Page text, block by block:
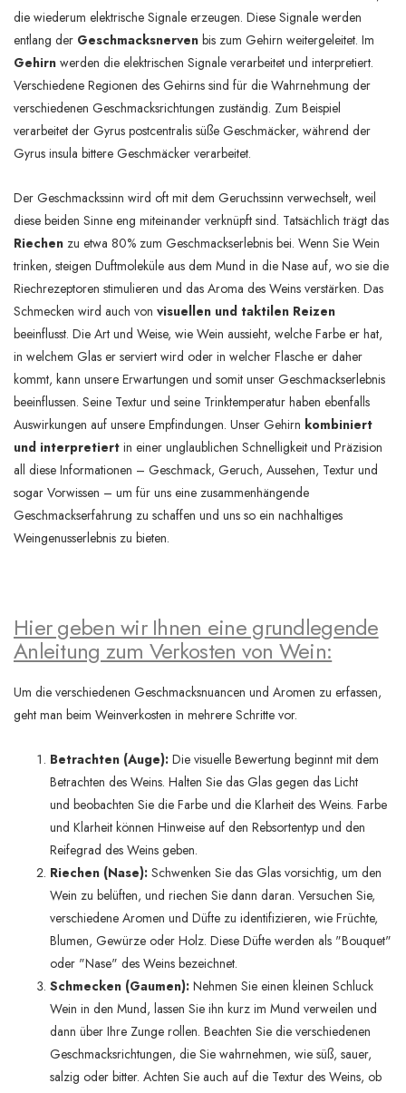
die wiederum elektrische Signale erzeugen. Diese Signale werden
entlang der Geschmacksnerven bis zum Gehirn weitergeleitet. Im
Gehirn werden die elektrischen Signale verarbeitet und interpretiert.
Verschiedene Regionen des Gehirns sind für die Wahrnehmung der
verschiedenen Geschmacksrichtungen zuständig. Zum Beispiel
verarbeitet der Gyrus postcentralis süße Geschmäcker, während der
Gyrus insula bittere Geschmäcker verarbeitet.
Der Geschmackssinn wird oft mit dem Geruchssinn verwechselt, weil
diese beiden Sinne eng miteinander verknüpft sind. Tatsächlich trägt das
Riechen zu etwa 80% zum Geschmackserlebnis bei. Wenn Sie Wein
trinken, steigen Duftmoleküle aus dem Mund in die Nase auf, wo sie die
Riechrezeptoren stimulieren und das Aroma des Weins verstärken. Das
Schmecken wird auch von visuellen und taktilen Reizen
beeinflusst. Die Art und Weise, wie Wein aussieht, welche Farbe er hat,
in welchem Glas er serviert wird oder in welcher Flasche er daher
kommt, kann unsere Erwartungen und somit unser Geschmackserlebnis
beeinflussen. Seine Textur und seine Trinktemperatur haben ebenfalls
Auswirkungen auf unsere Empfindungen. Unser Gehirn kombiniert
und interpretiert in einer unglaublichen Schnelligkeit und Präzision
all diese Informationen – Geschmack, Geruch, Aussehen, Textur und
sogar Vorwissen – um für uns eine zusammenhängende
Geschmackserfahrung zu schaffen und uns so ein nachhaltiges
Weingenusserlebnis zu bieten.
Hier geben wir Ihnen eine grundlegende
Anleitung zum Verkosten von Wein:
Um die verschiedenen Geschmacksnuancen und Aromen zu erfassen,
geht man beim Weinverkosten in mehrere Schritte vor.
Betrachten (Auge): Die visuelle Bewertung beginnt mit dem
Betrachten des Weins. Halten Sie das Glas gegen das Licht
und beobachten Sie die Farbe und die Klarheit des Weins. Farbe
und Klarheit können Hinweise auf den Rebsortentyp und den
Reifegrad des Weins geben.
Riechen (Nase): Schwenken Sie das Glas vorsichtig, um den
Wein zu belüften, und riechen Sie dann daran. Versuchen Sie,
verschiedene Aromen und Düfte zu identifizieren, wie Früchte,
Blumen, Gewürze oder Holz. Diese Düfte werden als "Bouquet"
oder "Nase" des Weins bezeichnet.
Schmecken (Gaumen): Nehmen Sie einen kleinen Schluck
Wein in den Mund, lassen Sie ihn kurz im Mund verweilen und
dann über Ihre Zunge rollen. Beachten Sie die verschiedenen
Geschmacksrichtungen, die Sie wahrnehmen, wie süß, sauer,
salzig oder bitter. Achten Sie auch auf die Textur des Weins, ob